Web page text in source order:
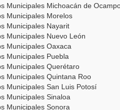
Municipales Michoacán de
Municipales Morelos
Municipales Nayarit
Municipales Nuevo León
Municipales Oaxaca
Municipales Puebla
Municipales Querétaro
Municipales Quintana Roo
Municipales San Luis Potosí
Municipales Sinaloa
Municipales Sonora